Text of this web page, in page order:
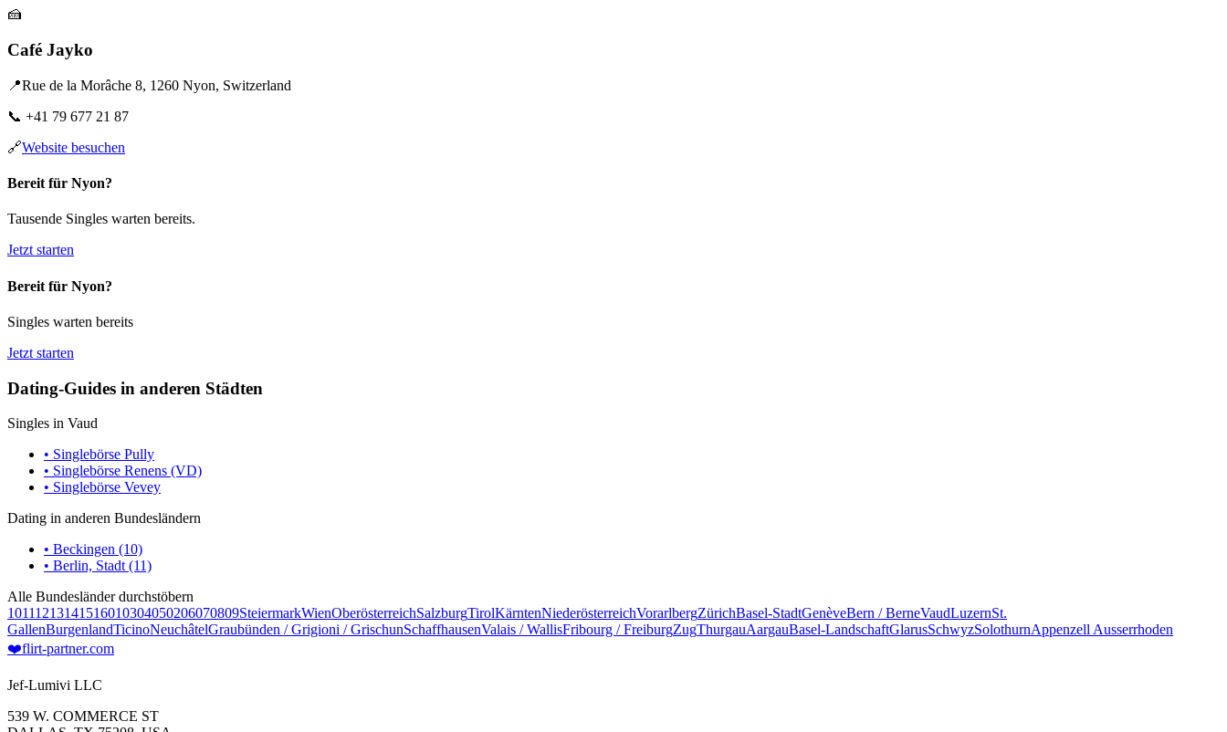
🍰
Café Jayko
📍Rue de la Morâche 8, 1260 Nyon, Switzerland
📞 +41 79 677 21 87
🔗Website besuchen
Bereit für Nyon?
Tausende Singles warten bereits.
Jetzt starten
Bereit für Nyon?
Singles warten bereits
Jetzt starten
Dating-Guides in anderen Städten
Singles in Vaud
• Singlebörse Pully
• Singlebörse Renens (VD)
• Singlebörse Vevey
Dating in anderen Bundesländern
• Beckingen (10)
• Berlin, Stadt (11)
Alle Bundesländer durchstöbern
10111213141516010304050206070809SteiermarkWienOberösterreichSalzburgTirolKärntenNiederösterreichVorarlbergZürichBasel-StadtGenèveBern / BerneVaudLuzernSt.
GallenBurgenlandTicinoNeuchâtelGraubünden / Grigioni / GrischunSchaffhausenValais / WallisFribourg / FreiburgZugThurgauAargauBasel-LandschaftGlarusSchwyzSolothurnAppenzell Ausserrhoden
❤️flirt-partner.com
Jef-Lumivi LLC
539 W. COMMERCE ST